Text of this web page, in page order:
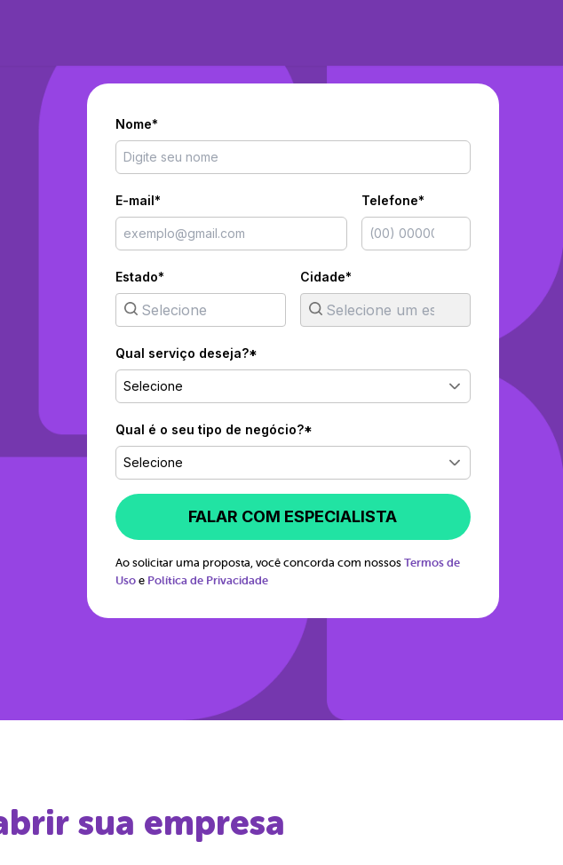
Nome*
E-mail* Telefone*
Estado* Cidade*
Qual serviço deseja?*
Selecione
Qual é o seu tipo de negócio?*
Selecione
FALAR COM ESPECIALISTA
Ao solicitar uma proposta, você concorda com nossos Termos de
Uso e Política de Privacidade
sua empresa